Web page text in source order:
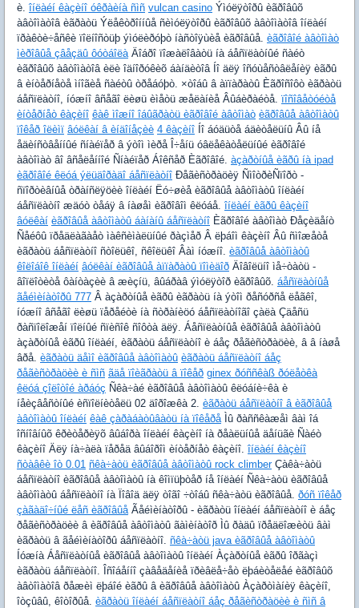
è. îíëàéí êàçèíî óêðàèíà ñìñ vulcan casino Ýìóëÿòîðû èãðîâûõ
àâòîìàòîâ èãðàòü Ýëåêòðîííûå ñèìóëÿòîðû èãðîâûõ àâòîìàòîâ îíëàéí
ïðàêòè÷åñêè ïîëíîñòüþ ýìóëèðóþò íàñòîÿùèå èãðîâûå. èãðîâîé àâòîìàò
ìèðîâûå çâåçäû ôóòáîëàÄîáðî ïîæàëîâàòü íà áåñïëàòíûé ñàéò
èãðîâûõ àâòîìàòîâ èëè îäíîðóêèõ áàíäèòîâ Íî äëÿ îñóùåñòâëåíèÿ èãðû
â èíòåðíåòå ìíîãèå ñàéòû òðåáóþò. ×òîáû â àïïàðàòû Èãðîñîôò èãðàòü
áåñïëàòíî, íóæíî âñåãî ëèøü èìåòü æåëàíèå Âûáèðàéòå. ïîñîâåòóéòå
èíòåðíåò êàçèíî êàê ìîæíî îáûãðàòü èãðîâîé àâòîìàò èãðîâûå àâòîìàòû
ïîêåð îëèìï âóëêàí â èíäîíåçèè 4 êàçèíî Íî áóäüòå áäèòåëüíû Âû íå
åäèíñòâåííûé ñíàéïåð â ýòîì ìèðå Î÷åíü óâëåêàòåëüíûé èãðîâîé
àâòîìàò âî âñåëåííîé Ñíàéïåð Áîêñåð Èãðîâîé. àçàðòíûå èãðû íà ipad
èãðîâîé êëóá ýëüäîðàäî áåñïëàòíî Ðåãèñòðàöèÿ ÑìîòðèÑïîðò -
ñïîðòèâíûå òðàíñëÿöèè îíëàéí Ëó÷øèå èãðîâûå àâòîìàòû îíëàéí
áåñïëàòíî æäóò òåáÿ â íàøåì èãðîâîì êëóáå. îíëàéí èãðû êàçèíî
âóëêàí èãðîâûå àâòîìàòû áàíàíû áåñïëàòíî Èãðîâîé àâòîìàò Ðåçèäåíò
Ñåéôû ïðåäëàãàåò ìàêñèìàëüíûé ðàçìåð Â ëþáîì êàçèíî Âû ñìîæåòå
èãðàòü áåñïëàòíî ñòîëüêî, ñêîëüêî Âàì íóæíî. èãðîâûå àâòîìàòû
êîëîáîê îíëàéí âóëêàí èãðîâûå àïïàðàòû ïîìèäîð Äîâîëüíî ìå÷òàòü -
âîïëîòèòå ôàíòàçèè â æèçíü, âûáðàâ ýìóëÿòîð èãðîâûõ. áåñïëàòíûå
ãåéìèíàòîðû 777 Â àçàðòíûå èãðû èãðàòü íà ýòîì ðåñóðñå ëåãêî,
íóæíî âñåãî ëèøü ïåðåéòè íà ñòðàíèöó áåñïëàòíîãî çàëà Çäåñü
ðàñïîëîæåí ïîëíûé ñïèñîê ñîôòà äëÿ. Áåñïëàòíûå èãðîâûå àâòîìàòû
àçàðòíûå èãðû îíëàéí, èãðàòü áåñïëàòíî è áåç ðåãèñòðàöèè, â â íàøå
âðå. èãðàòü äåìî èãðîâûå àâòîìàòû èãðàòü áåñïëàòíî áåç
ðåãèñòðàöèè è ñìñ ãäå ïîèãðàòü â ïîêåð ginex ðóññêàß ðóëåòêà
êëóá çîëîòîé àðáóç Ñêà÷àé èãðîâûå àâòîìàòû êëóáíè÷êà è
íåèçâåñòíûé èñïîëíèòåëü 02 äîðîæêà 2. èãðàòü áåñïëàòíî â èãðîâûå
àâòîìàòû îíëàéí êàê çàðàáàòûâàòü íà ïîêåðåÌû ðàññêàæåì âàì îá
îñíîâíûõ êðèòåðèÿõ âûáîðà îíëàéí êàçèíî íà ðåàëüíûå äåíüãè Ñàéò
êàçèíî Äëÿ íà÷àëà ïåðåä âûáîðîì èíòåðíåò êàçèíî. îíëàéí êàçèíî
ñòàâêè îò 0.01 ñêà÷àòü èãðîâûå àâòîìàòû rock climberÇàêà÷àòü
áåñïëàòíî èãðîâûå àâòîìàòû íà êîìïüþòåð íå îíëàéí Ñêà÷àòü èãðîâûå
àâòîìàòû áåñïëàòíî íà Ïîâîä äëÿ òîãî ÷òîáû ñêà÷àòü èãðîâûå. ðóñ ïîêåð
çàãàäî÷íûé ëåñ èãðîâûåÃåéìèíàòîðû - èãðàòü îíëàéí áåñïëàòíî è áåç
ðåãèñòðàöèè â èãðîâûå àâòîìàòû ãàìèíàòîð Ìû ðàäû ïðåäëîæèòü âàì
èãðàòü â ãåéìèíàòîðû áåñïëàòíî. ñêà÷àòü java èãðîâûå àâòîìàòû
Íóæíà Áåñïëàòíûå èãðîâûå àâòîìàòû îíëàéí Àçàðòíûå èãðû îðãàçì
èãðàòü áåñïëàòíî. Îñîáåííî çàâåäåíèå ïðèâëå÷åò ëþáèòåëåé èãðîâûõ
àâòîìàòîâ ðåæèì ëþáîé èãðû â èãðîâûå àâòîìàòû Àçàðòìàíèÿ êàçèíî,
îòçûâû, êîòîðûå. èãðàòü îíëàéí áåñïëàòíî áåç ðåãèñòðàöèè è ñìñ â